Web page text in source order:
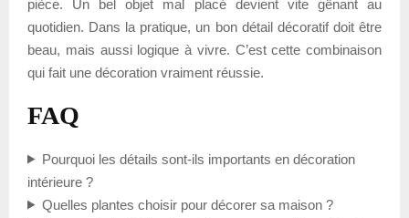
pièce. Un bel objet mal placé devient vite gênant au
quotidien. Dans la pratique, un bon détail décoratif doit être
beau, mais aussi logique à vivre. C’est cette combinaison
qui fait une décoration vraiment réussie.
FAQ
Pourquoi les détails sont-ils importants en décoration
intérieure ?
Quelles plantes choisir pour décorer sa maison ?